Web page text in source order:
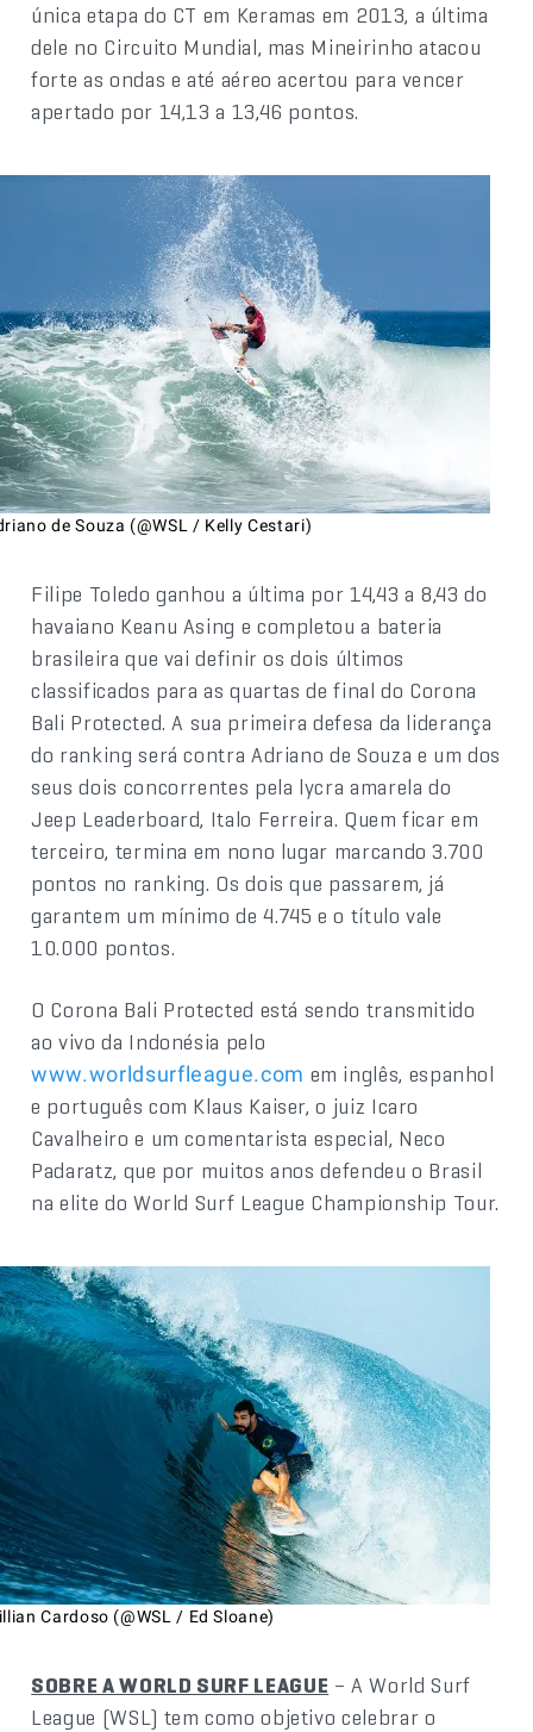
única etapa do CT em Keramas em 2013, a última
dele no Circuito Mundial, mas Mineirinho atacou
forte as ondas e até aéreo acertou para vencer
apertado por 14,13 a 13,46 pontos.
de Souza (@WSL / Kelly Cestari)
Filipe Toledo ganhou a última por 14,43 a 8,43 do
havaiano Keanu Asing e completou a bateria
brasileira que vai definir os dois últimos
classificados para as quartas de final do Corona
Bali Protected. A sua primeira defesa da liderança
do ranking será contra Adriano de Souza e um dos
seus dois concorrentes pela lycra amarela do
Jeep Leaderboard, Italo Ferreira. Quem ficar em
terceiro, termina em nono lugar marcando 3.700
pontos no ranking. Os dois que passarem, já
garantem um mínimo de 4.745 e o título vale
10.000 pontos.
O Corona Bali Protected está sendo transmitido
ao vivo da Indonésia pelo
www.worldsurfleague.com em inglês, espanhol
e português com Klaus Kaiser, o juiz Icaro
Cavalheiro e um comentarista especial, Neco
Padaratz, que por muitos anos defendeu o Brasil
na elite do World Surf League Championship Tour.
Cardoso (@WSL / Ed Sloane)
SOBRE A WORLD SURF LEAGUE – A World Surf
League (WSL) tem como objetivo celebrar o